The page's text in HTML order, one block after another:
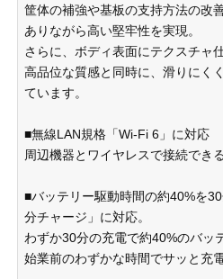
筐体の補強や基板の支持方法の改
ありながら高い堅牢性を実現。
さらに、ボディ表面にテクスチャ
高品位な質感と同時に、滑りにく
ています。
■無線LAN規格「Wi-Fi 6」に対応
周辺機器とワイヤレスで接続でき
■バッテリー駆動時間の約40%を
分チャージ」に対応。
わずか30分の充電で約40%のバッ
始業前のわずかな時間でサッと充